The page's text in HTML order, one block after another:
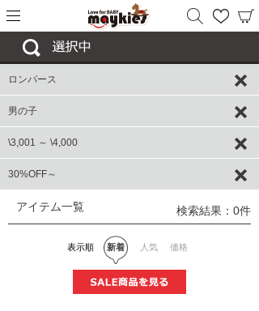
ロンパース
男の子
\3,001 ～ \4,000
30%OFF～
アイテム一覧 検索結果：0件
表示順 新着 人気 価格